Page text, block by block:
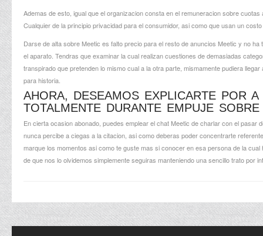
Ademas de esto, igual que el organizacion consta en el remuneracion sobre
Cualquier de la principio privacidad para el consumidor, asi­ como que usan un
Darse de alta sobre Meetic es falto precio para el resto de anuncios Meetic y no
el aparato. Tendras que examinar la cual realizan cuestiones de demasiadas
transpirado que pretenden lo mismo cual a la otra parte, mismamente pudiera
para historia.
AHORA, DESEAMOS EXPLICARTE POR
TOTALMENTE DURANTE EMPUJE
En cierta ocasion abonado, puedes emplear el chat Meetic de charlar con el
nunca percibe a ciegas a la citacion, asi­ como deberas poder concentrarte
marque los momentos asi­ como te guste mas si conocer en esa persona de la
de que nos lo olvidemos simplemente seguiras manteniendo una sencillo trato por